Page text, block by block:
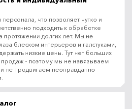
персонала, что позволяет чутко и
подходить к обработке
протяжении долгих лет. Мы не
блеском интерьеров и галстуками,
низкие цены. Тут нет больших
продаж - поэтому мы не навязываем
не продвигаем неоправданно